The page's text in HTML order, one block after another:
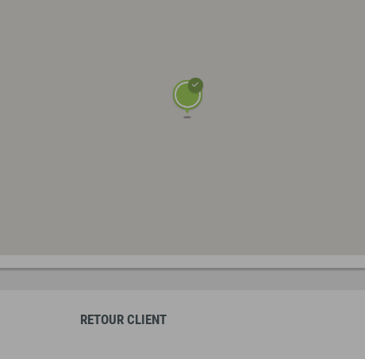
RETOUR CLIENT